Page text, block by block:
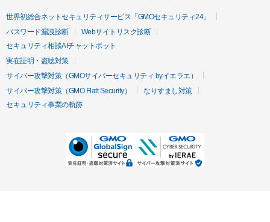
世界初総合ネットセキュリティサービス「GMOセキュリティ24」
パスワード漏洩診断
Webサイトリスク診断
セキュリティ相談AIチャットボット
実在証明・盗聴対策
サイバー攻撃対策（GMOサイバーセキュリティ byイエラエ）
サイバー攻撃対策（GMO Flatt Security）
なりすまし対策
セキュリティ事業の軌跡